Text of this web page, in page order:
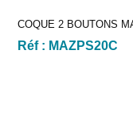
COQUE 2 BOUTONS
Réf : MAZPS20C